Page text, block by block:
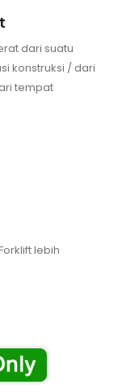
dari suatu
konstruksi / dari
tempat
lebih